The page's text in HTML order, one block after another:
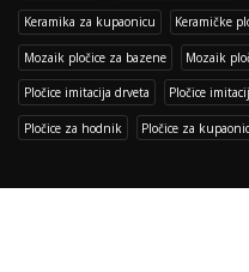
Keramika za kupaonicu Keramičke
Mozaik pločice za bazene Mozaik
Pločice imitacija drveta Pločice
Pločice za hodnik Pločice za